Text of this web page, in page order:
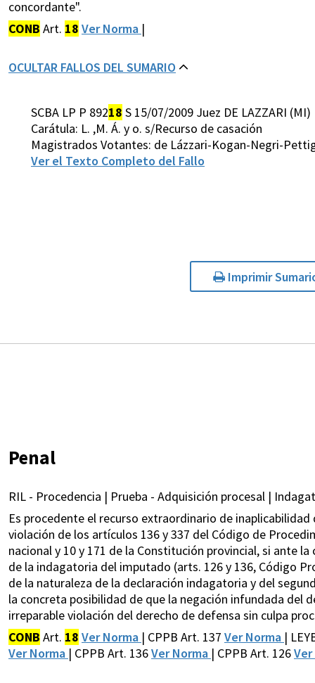
concordante".
CONB Art. 18 Ver Norma |
OCULTAR FALLOS DEL SUMARIO
SCBA LP P 89218 S 15/07/2009 Juez DE LAZZARI (MI)
Carátula: L. ,M. Á. y o. s/Recurso de casación
Magistrados Votantes: de Lázzari-Kogan-Negri-
Ver el Texto Completo del Fallo
Imprimir
Penal
RIL - Procedencia | Prueba - Adquisición procesal |
Es procedente el recurso extraordinario de
violación de los artículos 136 y 337 del Código de
nacional y 10 y 171 de la Constitución provincial, si ante
de la indagatoria del imputado (arts. 126 y 136, Código
de la naturaleza de la declaración indagatoria y del
la concreta posibilidad de que la negación infundada del
irreparable violación del derecho de defensa sin culpa
CONB Art. 18 Ver Norma | CPPB Art. 137 Ver Norma |
Ver Norma | CPPB Art. 136Ver Norma | CPPB Art. 126